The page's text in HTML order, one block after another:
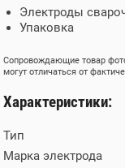
Электроды
Упаковка
Сопровождающие товар
могут отличаться от
Характеристики:
Тип
Марка электрода